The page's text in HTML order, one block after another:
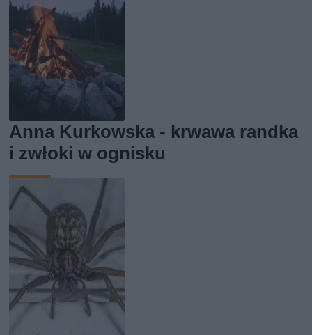
Anna Kurkowska - krwawa randka
i zwłoki w ognisku